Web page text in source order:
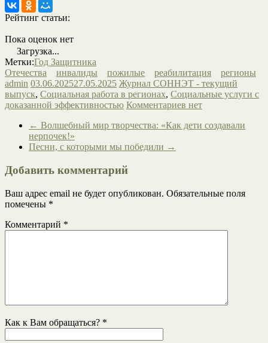
Рейтинг статьи:
Пока оценок нет
Загрузка...
Метки:Год Защитника
Отечества
инвалиды пожилые реабилитация
регионы
admin 03.06.202527.05.2025 Журнал СОННЭТ - текущий
выпуск, Социальная работа в регионах, Социальные услуги с
доказанной эффективностью Комментариев нет
← Волшебный мир творчества: «Как дети создавали
нерпочек!»
Песни, с которыми мы победили →
Добавить комментарий
Ваш адрес email не будет опубликован. Обязательные поля
помечены *
Комментарий *
Как к Вам обращаться? *